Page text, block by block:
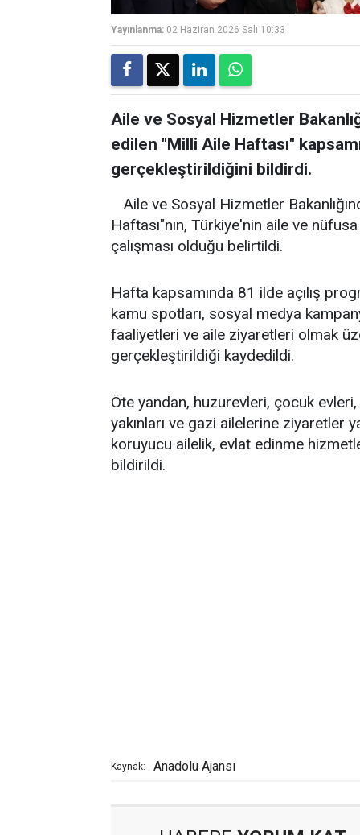
Yayınlanma: 02 Haziran 2026 Salı 10:33
Aile ve Sosyal Hizmetler
edilen "Milli Aile Haftası"
gerçekleştirildiğini bildirdi.
Aile ve Sosyal Hizmetler
Haftası"nın, Türkiye'nin aile ve
çalışması olduğu belirtildi.
Hafta kapsamında 81 ilde açılış
kamu spotları, sosyal medya
faaliyetleri ve aile ziyaretleri olmak
gerçekleştirildiği kaydedildi.
Öte yandan, huzurevleri, çocuk
yakınları ve gazi ailelerine ziyaretler
koruyucu ailelik, evlat edinme
bildirildi.
Kaynak: Anadolu Ajansı